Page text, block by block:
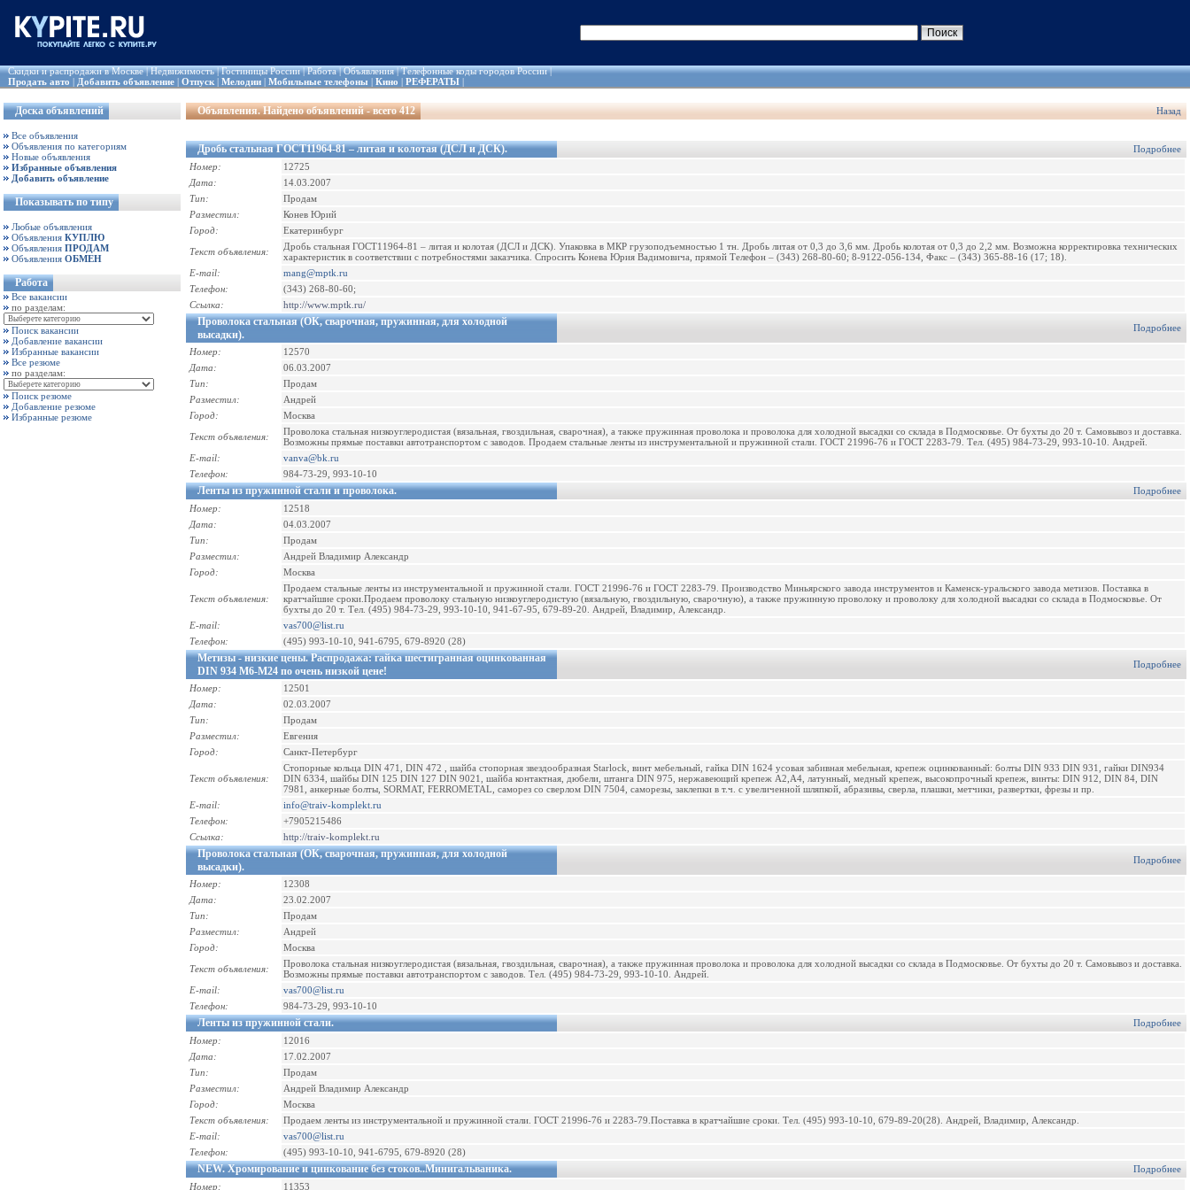
Скидки и распродажи в Москве|Недвижимость|Гостиницы России|Работа|Объявления|Телефонные коды городов России|
Продать авто | Добавить объявление | Отпуск | Мелодии | Мобильные телефоны | Кино | РЕФЕРАТЫ |
Доска объявлений
Все объявления
Объявления по категориям
Новые объявления
Избранные объявления
Добавить объявление
Показывать по типу
Любые объявления
Объявления КУПЛЮ
Объявления ПРОДАМ
Объявления ОБМЕН
Работа
Все вакансии
по разделам:
Поиск вакансии
Добавление вакансии
Избранные вакансии
Все резюме
по разделам:
Поиск резюме
Добавление резюме
Избранные резюме
Объявления. Найдено объявлений - всего 412 Назад
Дробь стальная ГОСТ11964-81 – литая и колотая (ДСЛ и ДСК).
Подробнее
Номер:
12725
Дата:
14.03.2007
Тип:
Продам
Разместил:
Конев Юрий
Город:
Екатеринбург
Текст объявления:
Дробь стальная ГОСТ11964-81 – литая и колотая (ДСЛ и ДСК). Упаковка в МКР грузоподъемностью 1 тн. Дробь литая от 0,3 до 3,6 мм. Дробь колотая от 0,3 до 2,2 мм. Возможна корректировка технических
характеристик в соответствии с потребностями заказчика. Спросить Конева Юрия Вадимовича, прямой Телефон – (343) 268-80-60; 8-9122-056-134, Факс – (343) 365-88-16 (17; 18).
E-mail:
mang@mptk.ru
Телефон:
(343) 268-80-60;
Ссылка:
http://www.mptk.ru/
Проволока стальная (ОК, сварочная, пружинная, для холодной
высадки).
Подробнее
Номер:
12570
Дата:
06.03.2007
Тип:
Продам
Разместил:
Андрей
Город:
Москва
Текст объявления:
Проволока стальная низкоуглеродистая (вязальная, гвоздильная, сварочная), а также пружинная проволока и проволока для холодной высадки со склада в Подмосковье. От бухты до 20 т. Самовывоз и доставка.
Возможны прямые поставки автотранспортом с заводов. Продаем стальные ленты из инструментальной и пружинной стали. ГОСТ 21996-76 и ГОСТ 2283-79. Тел. (495) 984-73-29, 993-10-10. Андрей.
E-mail:
vanva@bk.ru
Телефон:
984-73-29, 993-10-10
Ленты из пружинной стали и проволока.
Подробнее
Номер:
12518
Дата:
04.03.2007
Тип:
Продам
Разместил:
Андрей Владимир Александр
Город:
Москва
Текст объявления:
Продаем стальные ленты из инструментальной и пружинной стали. ГОСТ 21996-76 и ГОСТ 2283-79. Производство Миньярского завода инструментов и Каменск-уральского завода метизов. Поставка в
кратчайшие сроки.Продаем проволоку стальную низкоуглеродистую (вязальную, гвоздильную, сварочную), а также пружинную проволоку и проволоку для холодной высадки со склада в Подмосковье. От
бухты до 20 т. Тел. (495) 984-73-29, 993-10-10, 941-67-95, 679-89-20. Андрей, Владимир, Александр.
E-mail:
vas700@list.ru
Телефон:
(495) 993-10-10, 941-6795, 679-8920 (28)
Метизы - низкие цены. Распродажа: гайка шестигранная оцинкованная
DIN 934 М6-М24 по очень низкой цене!
Подробнее
Номер:
12501
Дата:
02.03.2007
Тип:
Продам
Разместил:
Евгения
Город:
Санкт-Петербург
Текст объявления:
Cтопорные кольца DIN 471, DIN 472 , шайба стопорная звездообразная Starlock, винт мебельный, гайка DIN 1624 усовая забивная мебельная, крепеж оцинкованный: болты DIN 933 DIN 931, гайки DIN934
DIN 6334, шайбы DIN 125 DIN 127 DIN 9021, шайба контактная, дюбели, штанга DIN 975, нержавеющий крепеж А2,А4, латунный, медный крепеж, высокопрочный крепеж, винты: DIN 912, DIN 84, DIN
7981, анкерные болты, SORMAT, FERROMETAL, саморез со сверлом DIN 7504, саморезы, заклепки в т.ч. с увеличенной шляпкой, абразивы, сверла, плашки, метчики, развертки, фрезы и пр.
E-mail:
info@traiv-komplekt.ru
Телефон:
+7905215486
Ссылка:
http://traiv-komplekt.ru
Проволока стальная (ОК, сварочная, пружинная, для холодной
высадки).
Подробнее
Номер:
12308
Дата:
23.02.2007
Тип:
Продам
Разместил:
Андрей
Город:
Москва
Текст объявления:
Проволока стальная низкоуглеродистая (вязальная, гвоздильная, сварочная), а также пружинная проволока и проволока для холодной высадки со склада в Подмосковье. От бухты до 20 т. Самовывоз и доставка.
Возможны прямые поставки автотранспортом с заводов. Тел. (495) 984-73-29, 993-10-10. Андрей.
E-mail:
vas700@list.ru
Телефон:
984-73-29, 993-10-10
Ленты из пружинной стали.
Подробнее
Номер:
12016
Дата:
17.02.2007
Тип:
Продам
Разместил:
Андрей Владимир Александр
Город:
Москва
Текст объявления:
Продаем ленты из инструментальной и пружинной стали. ГОСТ 21996-76 и 2283-79.Поставка в кратчайшие сроки. Тел. (495) 993-10-10, 679-89-20(28). Андрей, Владимир, Александр.
E-mail:
vas700@list.ru
Телефон:
(495) 993-10-10, 941-6795, 679-8920 (28)
NEW. Хромирование и цинкование без стоков..Минигальваника.
Подробнее
Номер:
11353